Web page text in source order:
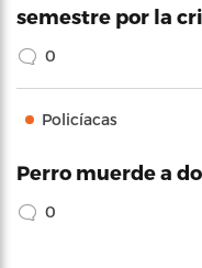
semestre por la
0
Policíacas
Perro muerde a
0